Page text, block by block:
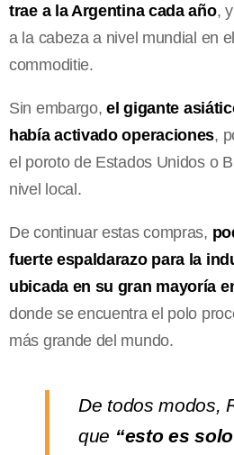
trae a la Argentina cada año,
a la cabeza a nivel mundial en
commoditie.
Sin embargo,el gigante
había activado operaciones,
el poroto de Estados Unidos o
nivel local.
De continuar estas compras,
fuerte espaldarazo para la
ubicada en su gran mayoría
donde se encuentra el polo
más grande del mundo.
De todos modos,
que “esto es